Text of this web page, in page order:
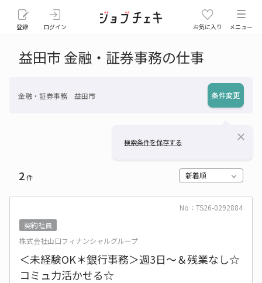
登録 ログイン お気に入り メニュー
益田市 金融・証券事務の仕事
金融・証券事務 益田市 条件変更
検索条件を保存する close
2件 新着順
No：TS26-0292884
契約社員
株式会社山口フィナンシャルグループ
＜未経験OK＊銀行事務＞週3日～＆残業なし☆
コミュ力活かせる☆